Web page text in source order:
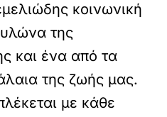
κοινωνική
της
και ένα από τα
της ζωής μας.
με κάθε